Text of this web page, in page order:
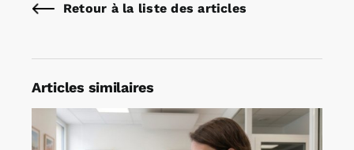
Retour à la liste des articles
Articles similaires